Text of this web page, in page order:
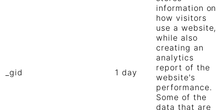
_gid 1 day
information on
how visitors
use a website,
while also
creating an
analytics
report of the
website's
performance.
Some of the
data that are